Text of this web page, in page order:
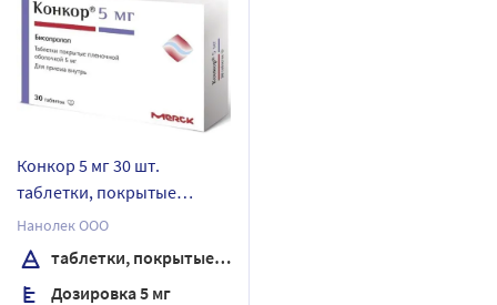
Конкор 5 мг 30 шт.
таблетки, покрытые
пленочной оболочкой
Нанолек ООО
таблетки, покрытые пленочной оболочкой
Дозировка 5 мг